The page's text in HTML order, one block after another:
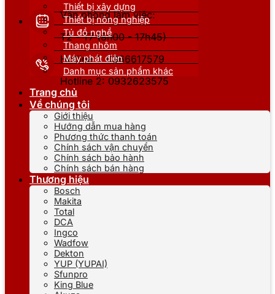
Văn phòng làm việc:
T2 - T7 (8h00 - 17h45)
Hotline 1: 0866617579
Hotline 2: 0932623575
Thiết bị xây dựng
Thiết bị nông nghiệp
Tủ đồ nghề
Thang nhôm
Máy phát điện
Danh mục sản phẩm khác
Trang chủ
Về chúng tôi
Giới thiệu
Hướng dẫn mua hàng
Phương thức thanh toán
Chính sách vận chuyển
Chính sách bảo hành
Chính sách bán hàng
Thương hiệu
Bosch
Makita
Total
DCA
Ingco
Wadfow
Dekton
YUP (YUPAI)
Sfunpro
King Blue